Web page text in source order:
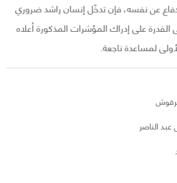
عن نفسه، فإن تدخّل إنسان راشد ضروري
على إدراك المؤشرات المذكورة أعلاه
لمساعدة ناجعة.
الناصر